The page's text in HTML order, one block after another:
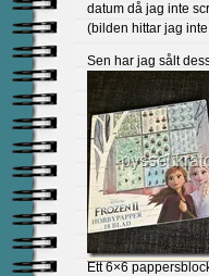
datum då jag inte
(bilden hittar jag
Sen har jag sålt
Ett 6×6